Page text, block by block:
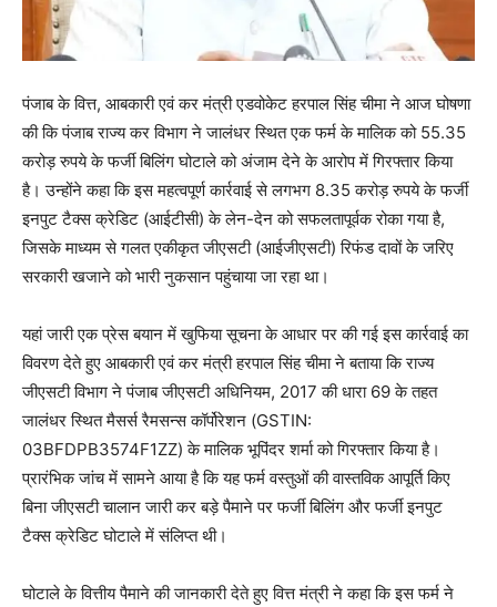
पंजाब के वित्त, आबकारी एवं कर मंत्री एडवोकेट हरपाल सिंह चीमा ने आज घोषणा
की कि पंजाब राज्य कर विभाग ने जालंधर स्थित एक फर्म के मालिक को 55.35
करोड़ रुपये के फर्जी बिलिंग घोटाले को अंजाम देने के आरोप में गिरफ्तार किया
है। उन्होंने कहा कि इस महत्वपूर्ण कार्रवाई से लगभग 8.35 करोड़ रुपये के फर्जी
इनपुट टैक्स क्रेडिट (आईटीसी) के लेन-देन को सफलतापूर्वक रोका गया है,
जिसके माध्यम से गलत एकीकृत जीएसटी (आईजीएसटी) रिफंड दावों के जरिए
सरकारी खजाने को भारी नुकसान पहुंचाया जा रहा था।
यहां जारी एक प्रेस बयान में खुफिया सूचना के आधार पर की गई इस कार्रवाई का
विवरण देते हुए आबकारी एवं कर मंत्री हरपाल सिंह चीमा ने बताया कि राज्य
जीएसटी विभाग ने पंजाब जीएसटी अधिनियम, 2017 की धारा 69 के तहत
जालंधर स्थित मैसर्स रैमसन्स कॉर्पोरेशन (GSTIN:
03BFDPB3574F1ZZ) के मालिक भूपिंदर शर्मा को गिरफ्तार किया है।
प्रारंभिक जांच में सामने आया है कि यह फर्म वस्तुओं की वास्तविक आपूर्ति किए
बिना जीएसटी चालान जारी कर बड़े पैमाने पर फर्जी बिलिंग और फर्जी इनपुट
टैक्स क्रेडिट घोटाले में संलिप्त थी।
घोटाले के वित्तीय पैमाने की जानकारी देते हुए वित्त मंत्री ने कहा कि इस फर्म ने